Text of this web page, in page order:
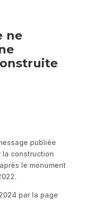
ne
publiée
la construction
le monument
par la page